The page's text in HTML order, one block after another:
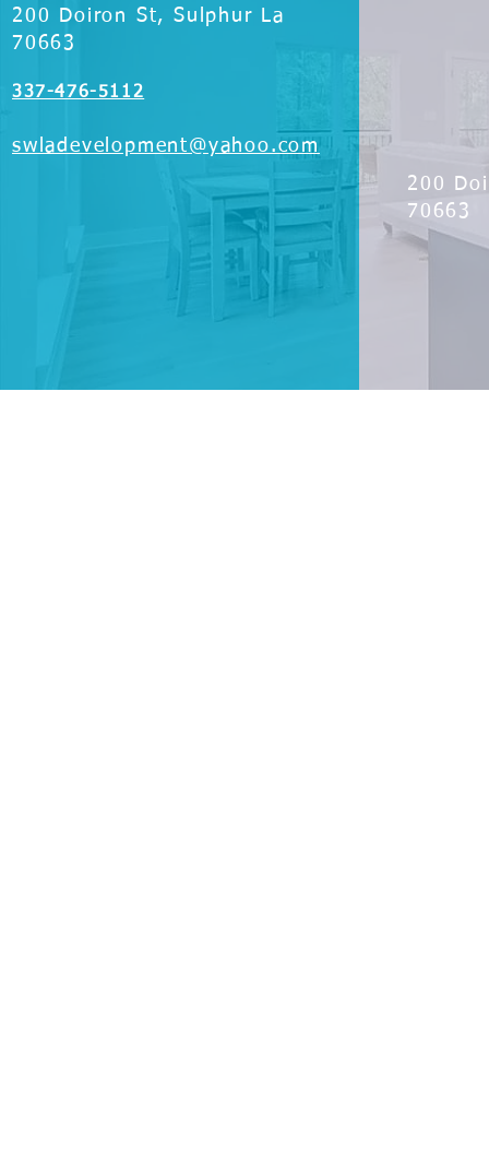
200 Doiron St, Sulphur La
70663
337-476-5112
swladevelopment@yahoo.com
200
70663